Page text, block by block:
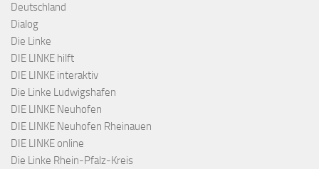
Deutschland
Dialog
Die Linke
DIE LINKE hilft
DIE LINKE interaktiv
Die Linke Ludwigshafen
DIE LINKE Neuhofen
DIE LINKE Neuhofen Rheinauen
DIE LINKE online
Die Linke Rhein-Pfalz-Kreis